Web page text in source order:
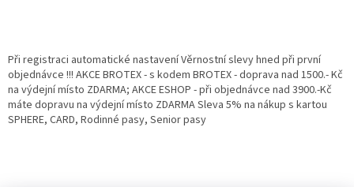
Při registraci automatické nastavení Věrnostní slevy hned při první
objednávce !!! AKCE BROTEX - s kodem BROTEX - doprava nad 1500.- Kč
na výdejní místo ZDARMA; AKCE ESHOP - při objednávce nad 3900.-Kč
máte dopravu na výdejní místo ZDARMA Sleva 5% na nákup s kartou
SPHERE, CARD, Rodinné pasy, Senior pasy